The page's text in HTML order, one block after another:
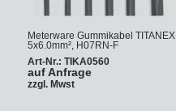
Meterware Gummikabel TITANEX
5x6.0mm², H07RN-F
Art-Nr.: TIKA0560
auf Anfrage
zzgl. Mwst